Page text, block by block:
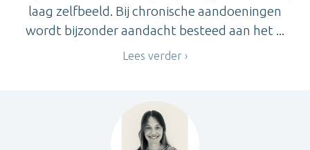
laag zelfbeeld. Bij chronische aandoeningen
wordt bijzonder aandacht besteed aan het ...
Lees verder